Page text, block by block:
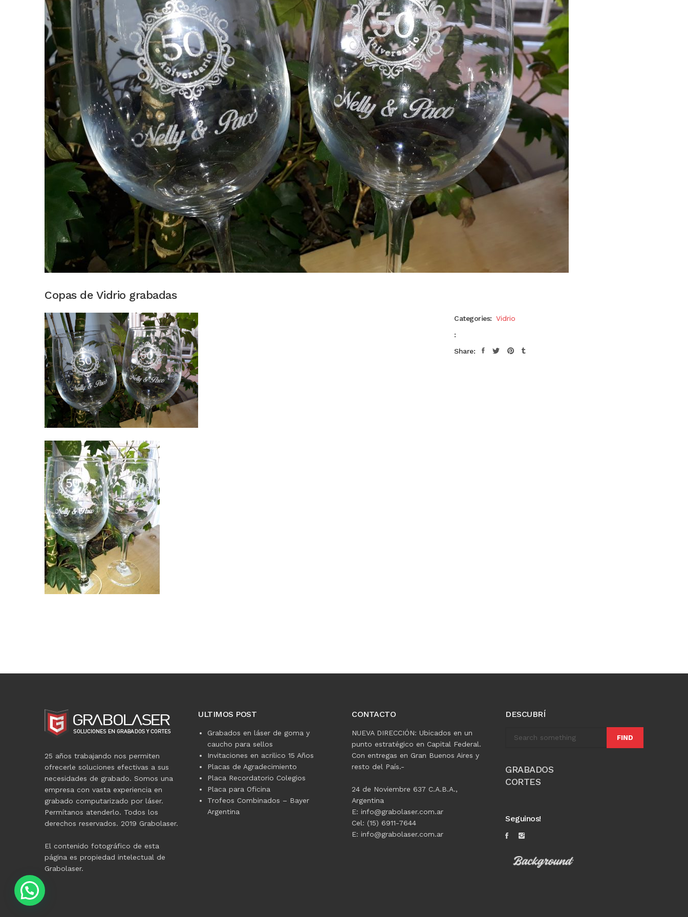
Copas de Vidrio grabadas
Categories: Vidrio
:
Share:
25 años trabajando nos permiten
ofrecerle soluciones efectivas a sus
necesidades de grabado. Somos una
empresa con vasta experiencia en
grabado computarizado por láser.
Permítanos atenderlo. Todos los
derechos reservados. 2019 Grabolaser.
El contenido fotográfico de esta
página es propiedad intelectual de
Grabolaser.
ULTIMOS POST
Grabados en láser de goma y
caucho para sellos
Invitaciones en acrilico 15 Años
Placas de Agradecimiento
Placa Recordatorio Colegios
Placa para Oficina
Trofeos Combinados – Bayer
Argentina
CONTACTO
NUEVA DIRECCIÓN: Ubicados en un
punto estratégico en Capital Federal.
Con entregas en Gran Buenos Aires y
resto del País.-
24 de Noviembre 637 C.A.B.A.,
Argentina
E: info@grabolaser.com.ar
Cel: (15) 6911-7644
E: info@grabolaser.com.ar
DESCUBRÍ
FIND
GRABADOS
CORTES
Seguinos!